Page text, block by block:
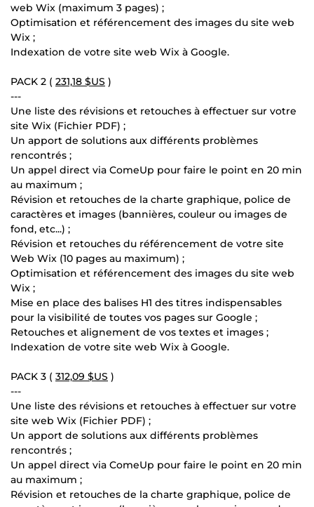
web Wix (maximum 3 pages) ;
Optimisation et référencement des images du site web
Wix ;
Indexation de votre site web Wix à Google.
PACK 2 ( 231,18 $US )
---
Une liste des révisions et retouches à effectuer sur votre
site Wix (Fichier PDF) ;
Un apport de solutions aux différents problèmes
rencontrés ;
Un appel direct via ComeUp pour faire le point en 20 min
au maximum ;
Révision et retouches de la charte graphique, police de
caractères et images (bannières, couleur ou images de
fond, etc...) ;
Révision et retouches du référencement de votre site
Web Wix (10 pages au maximum) ;
Optimisation et référencement des images du site web
Wix ;
Mise en place des balises H1 des titres indispensables
pour la visibilité de toutes vos pages sur Google ;
Retouches et alignement de vos textes et images ;
Indexation de votre site web Wix à Google.
PACK 3 ( 312,09 $US )
---
Une liste des révisions et retouches à effectuer sur votre
site web Wix (Fichier PDF) ;
Un apport de solutions aux différents problèmes
rencontrés ;
Un appel direct via ComeUp pour faire le point en 20 min
au maximum ;
Révision et retouches de la charte graphique, police de